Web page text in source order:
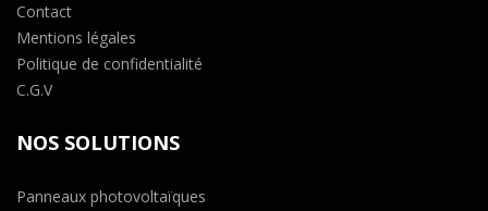
Contact
Mentions légales
Politique de confidentialité
C.G.V
NOS SOLUTIONS
Panneaux photovoltaïques